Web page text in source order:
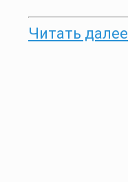
Читать далее